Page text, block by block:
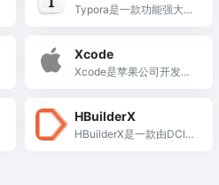
Typora是一款功能强大、
记、文档编写等各种场
景。无论是初学者还是有
都可以通过Typora提升写
作效率和体验。
Xcode
Xcode是苹果公司开发的
HBuilderX
HBuilderX是一款由DClou